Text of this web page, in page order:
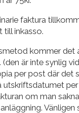
faktura
till inkasso.
kommer det
är inte synlig
per post där det
utskriftsdatumet
om man